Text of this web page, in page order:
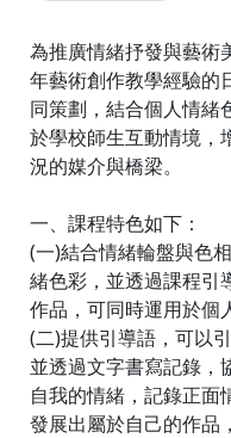
為推廣情緒抒發與藝術
年藝術創作教學經驗的
同策劃，結合個人情緒
於學校師生互動情境，
況的媒介與橋梁。
一、課程特色如下：
(一)結合情緒輪盤與色
緒色彩，並透過課程引
作品，可同時運用於個
(二)提供引導語，可以
並透過文字書寫記錄
自我的情緒，記錄正面
發展出屬於自己的作品